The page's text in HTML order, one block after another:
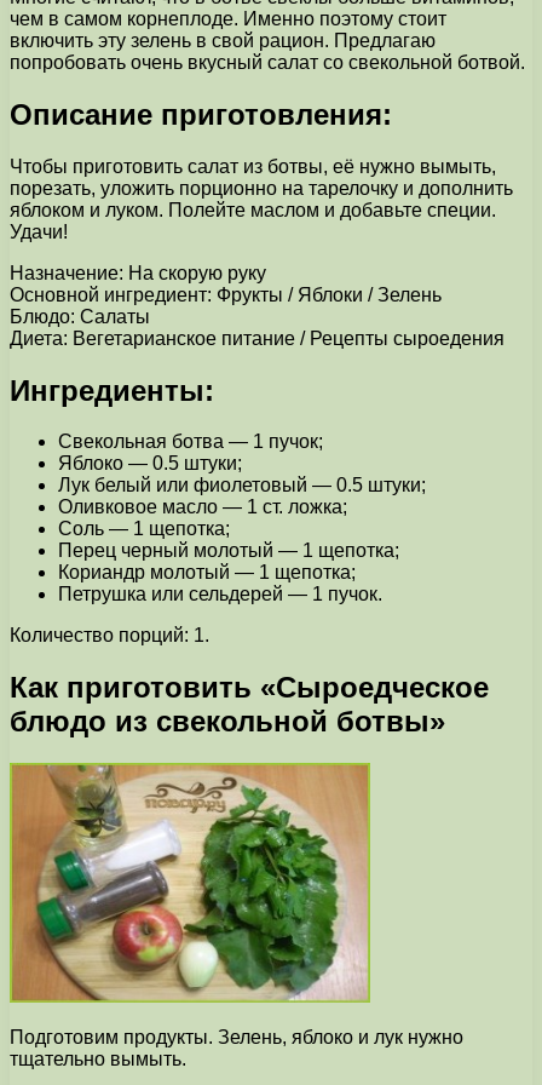
чем в самом корнеплоде. Именно поэтому стоит
включить эту зелень в свой рацион. Предлагаю
попробовать очень вкусный салат со свекольной ботвой.
Описание приготовления:
Чтобы приготовить салат из ботвы, её нужно вымыть,
порезать, уложить порционно на тарелочку и дополнить
яблоком и луком. Полейте маслом и добавьте специи.
Удачи!
Назначение: На скорую руку
Основной ингредиент: Фрукты / Яблоки / Зелень
Блюдо: Салаты
Диета: Вегетарианское питание / Рецепты сыроедения
Ингредиенты:
Свекольная ботва — 1 пучок;
Яблоко — 0.5 штуки;
Лук белый или фиолетовый — 0.5 штуки;
Оливковое масло — 1 ст. ложка;
Соль — 1 щепотка;
Перец черный молотый — 1 щепотка;
Кориандр молотый — 1 щепотка;
Петрушка или сельдерей — 1 пучок.
Количество порций: 1.
Как приготовить «Сыроедческое
блюдо из свекольной ботвы»
Подготовим продукты. Зелень, яблоко и лук нужно
тщательно вымыть.